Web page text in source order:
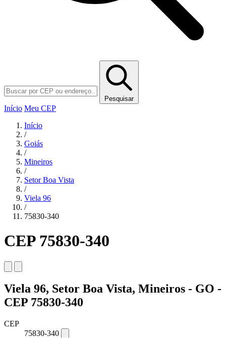
Pesquisar
Início Meu CEP
Início
/
Goiás
/
Mineiros
/
Setor Boa Vista
/
Viela 96
/
75830-340
CEP 75830-340
Viela 96, Setor Boa Vista, Mineiros - GO -
CEP 75830-340
CEP
75830-340